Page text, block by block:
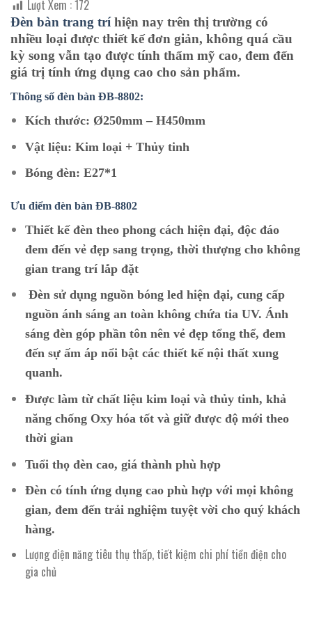
Lượt Xem :172
Đèn bàn trang trí hiện nay trên thị trường có
nhiều loại được thiết kế đơn giản, không quá cầu
kỳ song vẫn tạo được tính thẩm mỹ cao, đem đến
giá trị tính ứng dụng cao cho sản phẩm.
Thông số đèn bàn ĐB-8802:
Kích thước: Ø250mm – H450mm
Vật liệu: Kim loại + Thủy tinh
Bóng đèn: E27*1
Ưu điểm đèn bàn ĐB-8802
Thiết kế đèn theo phong cách hiện đại, độc đáo
đem đến vẻ đẹp sang trọng, thời thượng cho không
gian trang trí lắp đặt
Đèn sử dụng nguồn bóng led hiện đại, cung cấp
nguồn ánh sáng an toàn không chứa tia UV. Ánh
sáng đèn góp phần tôn nên vẻ đẹp tổng thể, đem
đến sự ấm áp nổi bật các thiết kế nội thất xung
quanh.
Được làm từ chất liệu kim loại và thủy tinh, khả
năng chống Oxy hóa tốt và giữ được độ mới theo
thời gian
Tuổi thọ đèn cao, giá thành phù hợp
Đèn có tính ứng dụng cao phù hợp với mọi không
gian, đem đến trải nghiệm tuyệt vời cho quý khách
hàng.
Lượng điện năng tiêu thụ thấp, tiết kiệm chi phí tiền điện cho
gia chủ